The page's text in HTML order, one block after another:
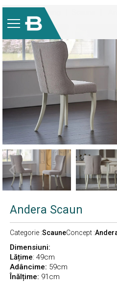
Dining
Andera Scaun
Categorie :ScauneConcept :
Dimensiuni:
Lățime: 49cm
Adâncime: 59cm
Înălțime: 91cm